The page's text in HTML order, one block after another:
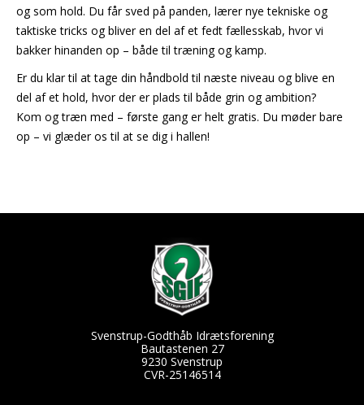
og som hold. Du får sved på panden, lærer nye tekniske og
taktiske tricks og bliver en del af et fedt fællesskab, hvor vi
bakker hinanden op – både til træning og kamp.
Er du klar til at tage din håndbold til næste niveau og blive en
del af et hold, hvor der er plads til både grin og ambition?
Kom og træn med – første gang er helt gratis. Du møder bare
op – vi glæder os til at se dig i hallen!
Svenstrup-Godthåb Idrætsforening
Bautastenen 27
9230 Svenstrup
CVR-25146514